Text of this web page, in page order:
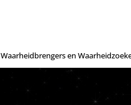
Waarheidbrengers en